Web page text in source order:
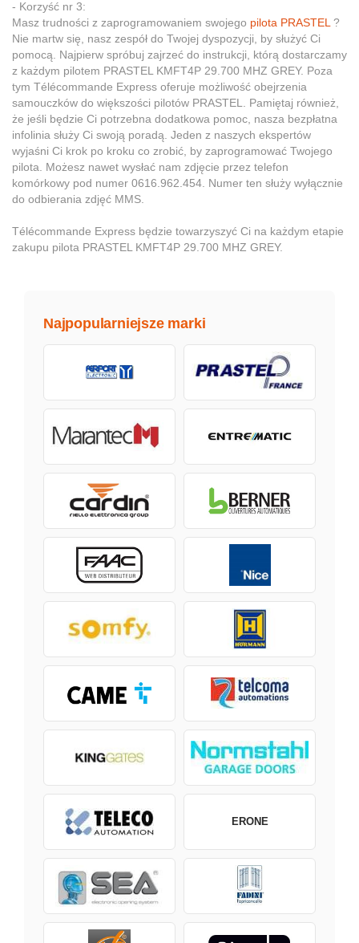
- Korzyść nr 3:
Masz trudności z zaprogramowaniem swojego pilota PRASTEL ?
Nie martw się, nasz zespół do Twojej dyspozycji, by służyć Ci
pomocą. Najpierw spróbuj zajrzeć do instrukcji, którą dostarczamy
z każdym pilotem PRASTEL KMFT4P 29.700 MHZ GREY. Poza
tym Télécommande Express oferuje możliwość obejrzenia
samouczków do większości pilotów PRASTEL. Pamiętaj również,
że jeśli będzie Ci potrzebna dodatkowa pomoc, nasza bezpłatna
infolinia służy Ci swoją poradą. Jeden z naszych ekspertów
wyjaśni Ci krok po kroku co zrobić, by zaprogramować Twojego
pilota. Możesz nawet wysłać nam zdjęcie przez telefon
komórkowy pod numer 0616.962.454. Numer ten służy wyłącznie
do odbierania zdjęć MMS.
Télécommande Express będzie towarzyszyć Ci na każdym etapie
zakupu pilota PRASTEL KMFT4P 29.700 MHZ GREY.
Najpopularniejsze marki
ERONE